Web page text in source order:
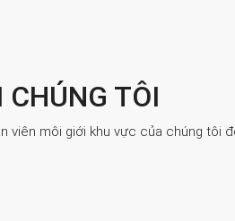
CHÚNG TÔI
viên môi giới khu vực của chúng tôi